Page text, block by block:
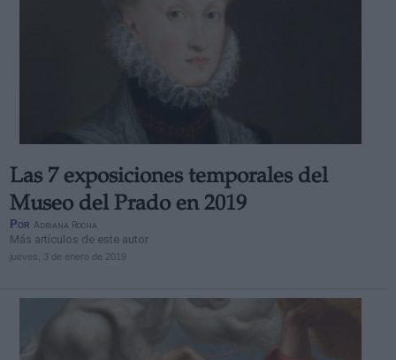
Las 7 exposiciones temporales del
Museo del Prado en 2019
Por Adriana Rocha
Más artículos de este autor
jueves, 3 de enero de 2019
Derechos: